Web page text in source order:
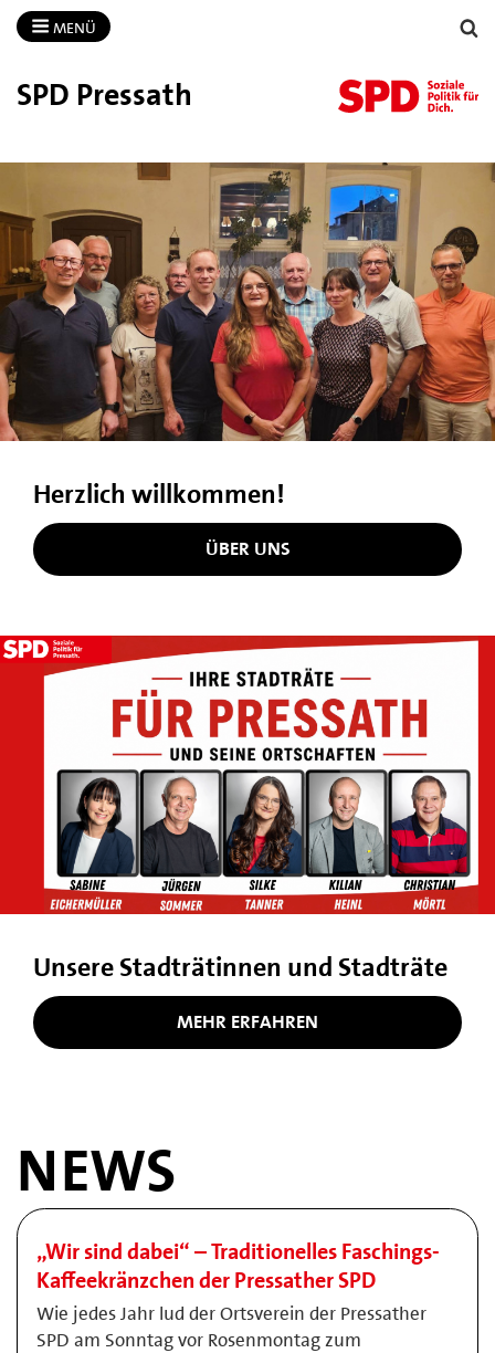
MENÜ
SPD Pressath
Herzlich willkommen!
ÜBER UNS
Unsere Stadträtinnen und Stadträte
MEHR ERFAHREN
NEWS
„Wir sind dabei“ – Traditionelles Faschings-
Kaffeekränzchen der Pressather SPD
Wie jedes Jahr lud der Ortsverein der Pressather
SPD am Sonntag vor Rosenmontag zum